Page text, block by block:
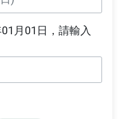
月01日，請輸入